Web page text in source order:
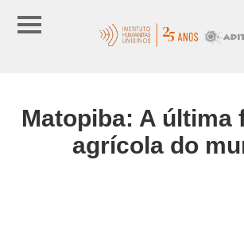
Matopiba: A última
agrícola do